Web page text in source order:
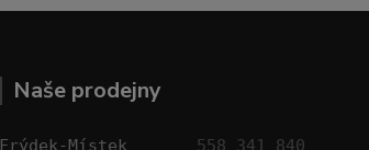
Naše prodejny
Frýdek-Místek 558 341 840